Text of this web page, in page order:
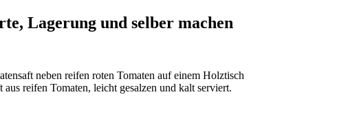
Lagerung und selber machen
aus reifen Tomaten, leicht gesalzen und kalt serviert.